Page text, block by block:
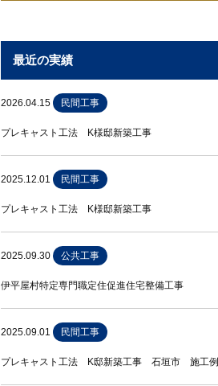
最近の実績
2026.04.15 民間工事
プレキャスト工法 K様邸新築工事
2025.12.01 民間工事
プレキャスト工法 K様邸新築工事
2025.09.30 公共工事
伊平屋村特定専門職定住促進住宅整備工事
2025.09.01 民間工事
プレキャスト工法 K邸新築工事 石垣市 施工例